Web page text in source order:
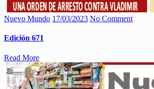
Nuevo Mundo 17/03/2023 No Comment
Edición 671
Read More